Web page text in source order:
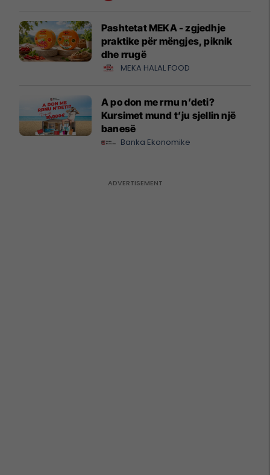
Pashtetat MEKA - zgjedhje
praktike për mëngjes, piknik
dhe rrugë
MEKA HALAL FOOD
A po don me rrnu n’deti?
Kursimet mund t’ju sjellin një
banesë
Banka Ekonomike